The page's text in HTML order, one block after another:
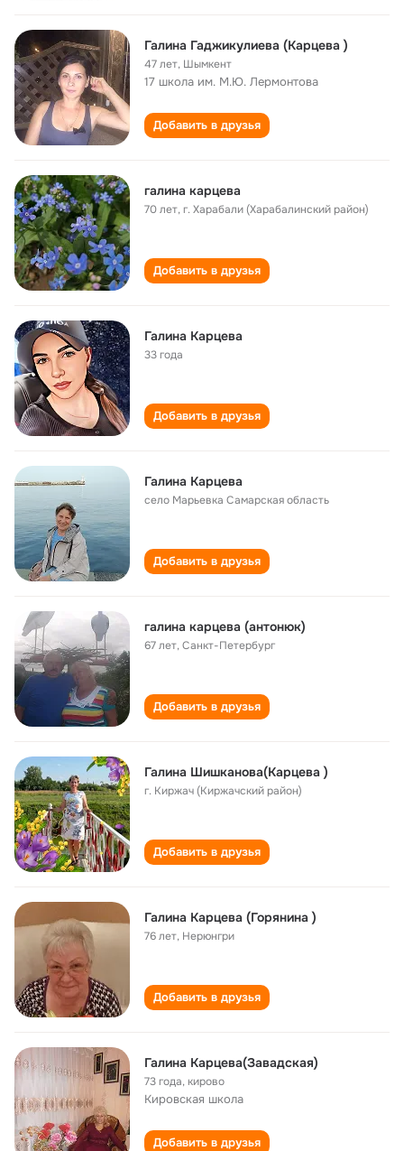
Галина Гаджикулиева (Карцева )
47 лет, Шымкент
17 школа им. М.Ю. Лермонтова
Добавить в друзья
галина карцева
70 лет,г. Харабали (Харабалинский район)
Добавить в друзья
Галина Карцева
33 года
Добавить в друзья
Галина Карцева
село Марьевка Самарская область
Добавить в друзья
галина карцева (антонюк)
67 лет,Санкт-Петербург
Добавить в друзья
Галина Шишканова(Карцева )
г. Киржач (Киржачский район)
Добавить в друзья
Галина Карцева (Горянина )
76 лет, Нерюнгри
Добавить в друзья
Галина Карцева(Завадская)
73 года,кирово
Кировская школа
Добавить в друзья